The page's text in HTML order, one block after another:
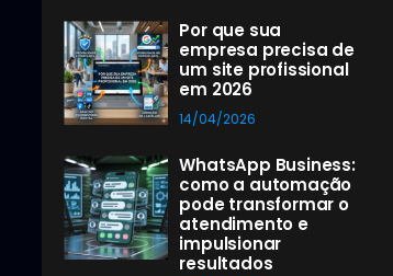
Por que sua
empresa precisa de
um site profissional
em 2026
14/04/2026
WhatsApp Business:
como a automação
pode transformar o
atendimento e
impulsionar
resultados